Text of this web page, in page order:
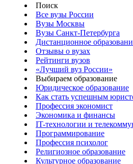
Поиск
Все вузы России
Вузы Москвы
Вузы Санкт-Петербурга
Дистанционное
Отзывы о вузах
Рейтинги вузов
«Лучший вуз России»
Выбираем образование
Юридическое образование
Как стать успешным
Профессия экономист
Экономика и финансы
IT-технологии и
Программирование
Профессия психолог
Религиозное образование
Культурное образование